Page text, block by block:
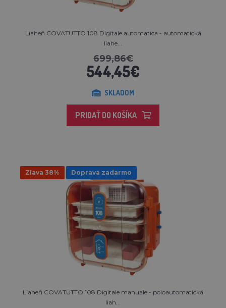
Liaheň COVATUTTO 108 Digitale automatica - automatická
liahe...
699,86€
544,45€
SKLADOM
PRIDAŤ DO KOŠÍKA
Zľava 38% Doprava zadarmo
Liaheň COVATUTTO 108 Digitale manuale - poloautomatická
liah...